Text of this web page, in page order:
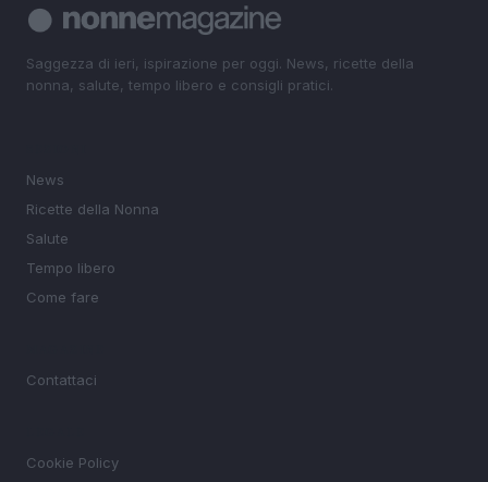
Saggezza di ieri, ispirazione per oggi. News, ricette della
nonna, salute, tempo libero e consigli pratici.
News
Ricette della Nonna
Salute
Tempo libero
Come fare
Contattaci
Cookie Policy